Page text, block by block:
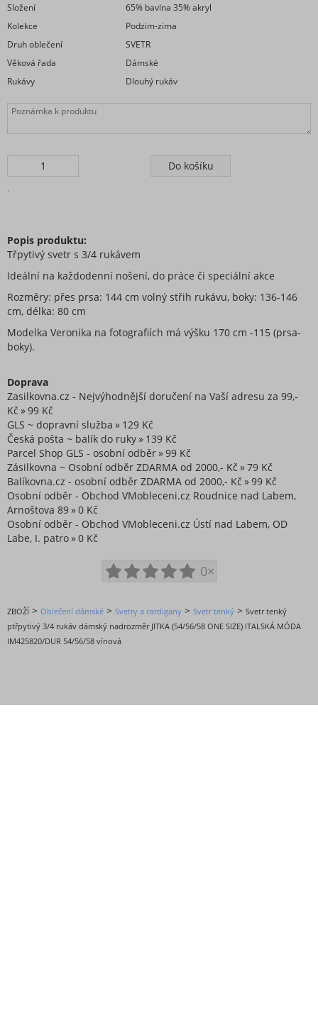
Složení
65% bavlna 35% akryl
Kolekce
Podzim-zima
Druh oblečení
SVETR
Věková řada
Dámské
Rukávy
Dlouhý rukáv
.
Popis produktu:
Třpytivý svetr s 3/4 rukávem
Ideální na každodenní nošení, do práce či speciální akce
Rozměry: přes prsa: 144 cm volný střih rukávu, boky: 136-146
cm, délka: 80 cm
Modelka Veronika na fotografiích má výšku 170 cm -115 (prsa-
boky).
Doprava
Zasilkovna.cz - Nejvýhodnější doručení na Vaší adresu za 99,-
Kč
99 Kč
GLS ~ dopravní služba
129 Kč
Česká pošta ~ balík do ruky
139 Kč
Parcel Shop GLS - osobní odběr
99 Kč
Zásilkovna ~ Osobní odběr ZDARMA od 2000,- Kč
79 Kč
Balíkovna.cz - osobní odběr ZDARMA od 2000,- Kč
99 Kč
Osobní odběr - Obchod VMobleceni.cz Roudnice nad Labem,
Arnoštova 89
0 Kč
Osobní odběr - Obchod VMobleceni.cz Ústí nad Labem, OD
Labe, I. patro
0 Kč
0×
ZBOŽÍ > Oblečení dámské > Svetry a cardigany > Svetr tenký > Svetr tenký
ptřpytivý 3/4 rukáv dámský nadrozměr JITKA (54/56/58 ONE SIZE) ITALSKÁ MÓDA
IM425820/DUR 54/56/58 vínová